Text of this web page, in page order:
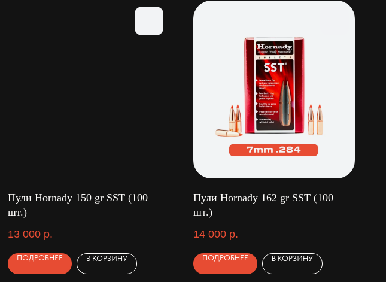
Пули Hornady 150 gr SST (100
шт.)
13 000 р.
ПОДРОБНЕЕ В КОРЗИНУ
Пули Hornady 162 gr SST (100
шт.)
14 000 р.
ПОДРОБНЕЕ В КОРЗИНУ